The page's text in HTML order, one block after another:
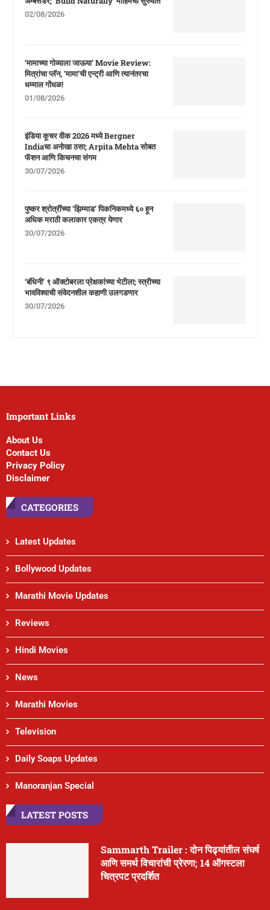
02/08/2026
‘मामाच्या गोव्याला जाऊया’ Movie Review:
मित्रांचा प्लॅन, ‘मामा’ची एन्ट्री आणि त्यानंतरचा
धम्माल गोंधळ!
01/08/2026
इंडिया कूचर वीक 2026 मध्ये Bergner
Indiaचा अनोखा ठसा; Arpita Mehta सोबत
फॅशन आणि किचनचा संगम
30/07/2026
पुष्कर श्रोत्रींच्या ‘झिम्माड’ पिकनिकमध्ये ६० हून
अधिक मराठी कलाकार एकत्र येणार
30/07/2026
‘बंधिनी’ ९ ऑक्टोबरला प्रेक्षकांच्या भेटीला; स्त्रीच्या
भावविश्वाची संवेदनशील कहाणी उलगडणार
30/07/2026
Important Links
About Us
Contact Us
Privacy Policy
Disclaimer
CATEGORIES
Latest Updates
Bollywood Updates
Marathi Movie Updates
Reviews
Hindi Movies
News
Marathi Movies
Television
Daily Soaps Updates
Manoranjan Special
LATEST POSTS
Sammarth Trailer : दोन पिढ्यांतील संघर्ष
आणि समर्थ विचारांची प्रेरणा; 14 ऑगस्टला
चित्रपट प्रदर्शित